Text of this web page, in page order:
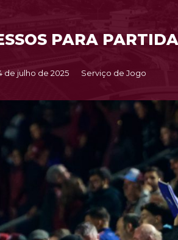
PARA
de julho de 2025 Serviço de Jogo